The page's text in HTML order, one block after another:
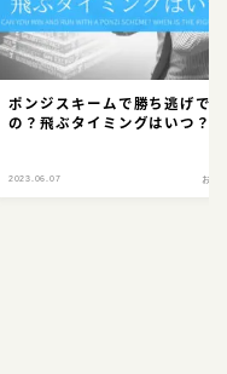
ポンジスキームで勝ち逃げで
の？飛ぶタイミングはいつ？
2023.06.07 お金